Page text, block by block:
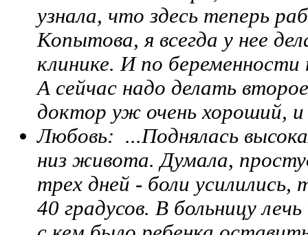
узнала, что здесь теперь
Копытова, я всегда у нее
клинике. И по
А сейчас надо делать
доктор уж очень хороший,
Любовь: ...Поднялась
низ живота. Думала,
трех дней - боли усилились,
40 градусов. В больницу